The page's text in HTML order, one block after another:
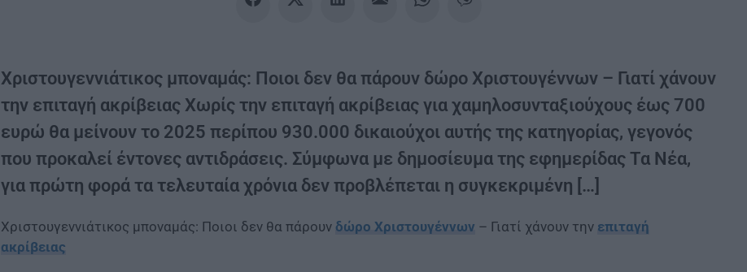
Χριστουγεννιάτικος μποναμάς: Ποιοι δεν θα πάρουν δώρο Χριστουγέννων – Γιατί χάνουν
την επιταγή ακρίβειας Χωρίς την επιταγή ακρίβειας για χαμηλοσυνταξιούχους έως 700
ευρώ θα μείνουν το 2025 περίπου 930.000 δικαιούχοι αυτής της κατηγορίας, γεγονός
που προκαλεί έντονες αντιδράσεις. Σύμφωνα με δημοσίευμα της εφημερίδας Τα Νέα,
για πρώτη φορά τα τελευταία χρόνια δεν προβλέπεται η συγκεκριμένη […]
Χριστουγεννιάτικος μποναμάς: Ποιοι δεν θα πάρουν δώρο Χριστουγέννων – Γιατί χάνουν την επιταγή
ακρίβειας